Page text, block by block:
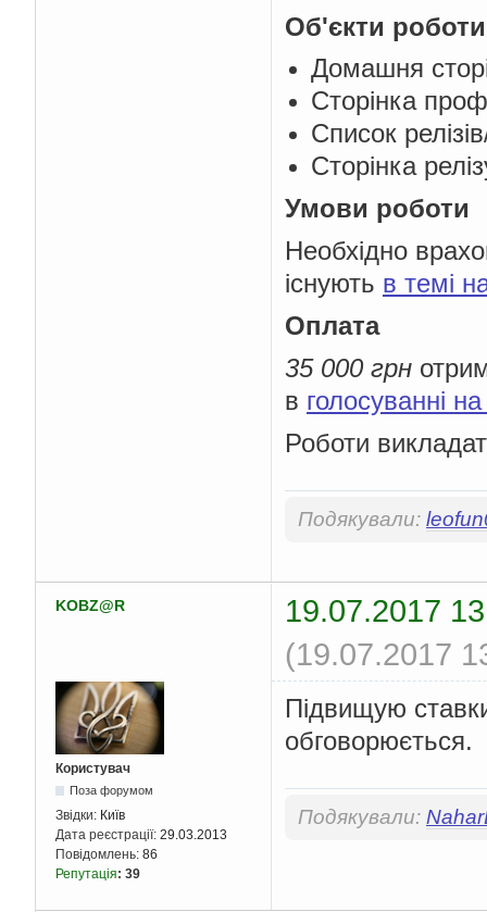
Об'єкти роботи
Домашня
Сторінка
Список
Сторінка
Умови роботи
Необхідно
існують в темі
Оплата
35 000 грн
в голосуванні
Роботи
Подякували:
KOBZ@R
19.07.2017
(19.07.2017
Користувач
Поза форумом
Звідки: Київ
Дата реєстрації: 29.03.2013
Повідомлень: 86
Репутація: 39
Підвищую
обговорюється.
Подякували: